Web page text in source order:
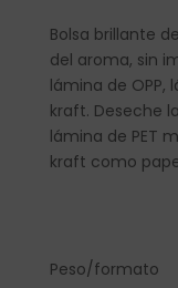
Bolsa brillante
del aroma, sin
lámina de OPP,
kraft. Deseche
lámina de PET
kraft como
Peso/formato